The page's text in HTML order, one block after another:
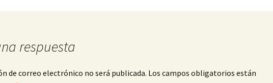
respuesta
de correo electrónico no será publicada. Los campos obligatorios están